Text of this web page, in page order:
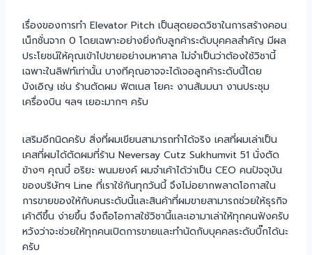
เรื่องของการทำ Elevator Pitch เป็นสุดยอดวิชาในการสร้างคอน
เน็กชั่นจาก 0 โดยเฉพาะอย่างยิ่งกับลูกค้าระดับบุคคลสำคัญ มีผล
ประโยชน์ให้คุณเข้าไปขายอย่างมหาศาล ไม่จำเป็นว่าต้องใช้วิชานี้
เฉพาะในลิฟท์เท่านั้น บางทีคุณอาจจะได้เจอลูกค้าระดับนี้โดย
บังเอิญ เช่น ร้านตัดผม ฟิตเนส โยคะ งานสัมมนา งานประชุม
เครื่องบิน ฯลฯ เยอะมากๆ ครับ
เสริมอีกนิดครับ สิ่งที่ผมเขียนสามารถทำได้จริง เคสที่ผมเล่าเป็น
เคสที่ผมได้ตัดผมที่ร้าน Neversay Cutz Sukhumvit 51​ นั่งตัด
ข้างๆ คุณบี๋ อริยะ พนมยงค์ ผมจำเค้าได้ว่าเป็น CEO คนปัจจุบัน
ของบริษัทฯ Line ที่เราใช้กันทุกวันนี้ จึงไม่อยากพลาดโอกาสใน
การขายของให้กับคนระดับนี้และสินค้าที่ผมขายสามารถช่วยให้ธุรกิจ
เค้าดีขึ้น ง่ายขึ้น จึงถือโอกาสใช้วิชานี้และเอามาเล่าให้ทุกคนฟังครับ
หวังว่าจะช่วยให้ทุกคนเปิดการขายและทำนัดกับบุคคลระดับบิ๊กได้นะ
ครับ